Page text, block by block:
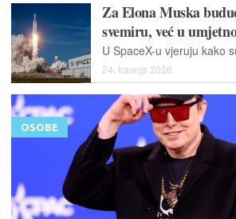
Za Elona Muska
svemiru, već u
24. travnja 2026.
OSOBE